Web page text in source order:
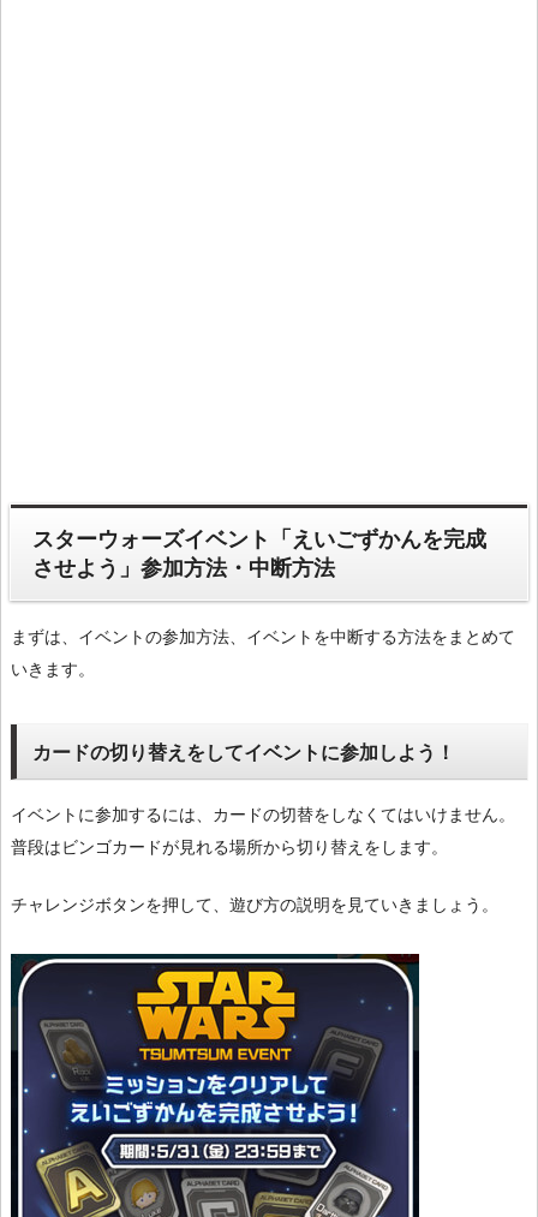
スターウォーズイベント「えいごずかんを完成
させよう」参加方法・中断方法
まずは、イベントの参加方法、イベントを中断する方法をまとめて
いきます。
カードの切り替えをしてイベントに参加しよう！
イベントに参加するには、カードの切替をしなくてはいけません。
普段はビンゴカードが見れる場所から切り替えをします。
チャレンジボタンを押して、遊び方の説明を見ていきましょう。